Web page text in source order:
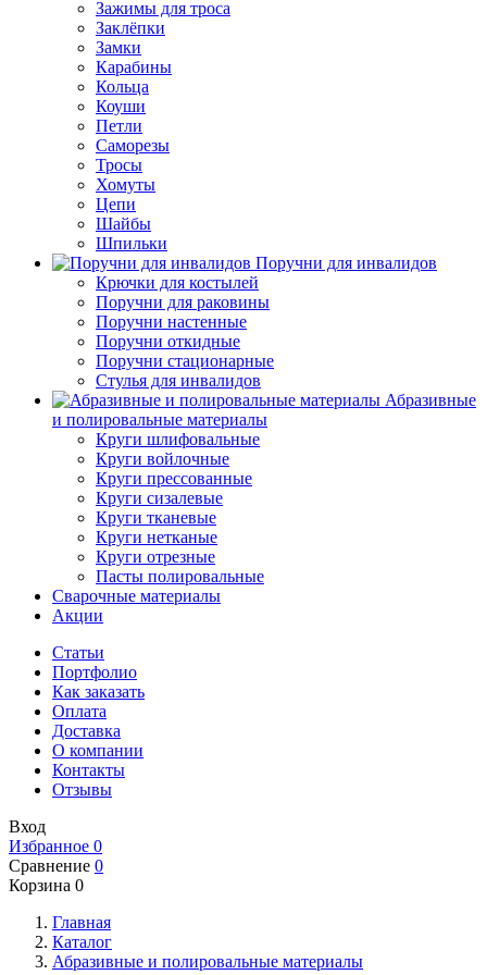
Зажимы для троса
Заклёпки
Замки
Карабины
Кольца
Коуши
Петли
Саморезы
Тросы
Хомуты
Цепи
Шайбы
Шпильки
Поручни для инвалидов
Крючки для костылей
Поручни для раковины
Поручни настенные
Поручни откидные
Поручни стационарные
Стулья для инвалидов
Абразивные
и полировальные материалы
Круги шлифовальные
Круги войлочные
Круги прессованные
Круги сизалевые
Круги тканевые
Круги нетканые
Круги отрезные
Пасты полировальные
Сварочные материалы
Акции
Статьи
Портфолио
Как заказать
Оплата
Доставка
О компании
Контакты
Отзывы
Вход
Избранное 0
Сравнение 0
Корзина 0
Главная
Каталог
Абразивные и полировальные материалы